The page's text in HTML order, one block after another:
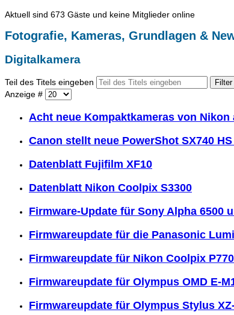
Aktuell sind 673 Gäste und keine Mitglieder online
Fotografie, Kameras, Grundlagen &
Digitalkamera
Teil des Titels eingeben Filter
Anzeige #
Acht neue Kompaktkameras von Nikon
Canon stellt neue PowerShot SX740
Datenblatt Fujifilm XF10
Datenblatt Nikon Coolpix S3300
Firmware-Update für Sony Alpha 6500
Firmwareupdate für die Panasonic
Firmwareupdate für Nikon Coolpix
Firmwareupdate für Olympus OMD E-
Firmwareupdate für Olympus Stylus